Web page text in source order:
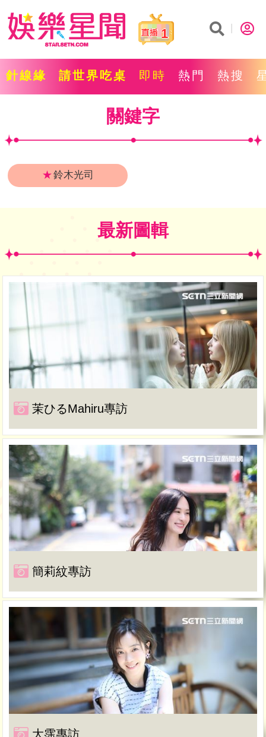
1
針線緣 請世界吃桌 即時 熱門 熱搜
關鍵字
★鈴木光司
最新圖輯
茉ひるMahiru專訪
簡莉紋專訪
大霈專訪